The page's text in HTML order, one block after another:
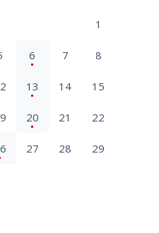
1
6 7 8
13 14 15
20 21 22
27 28 29